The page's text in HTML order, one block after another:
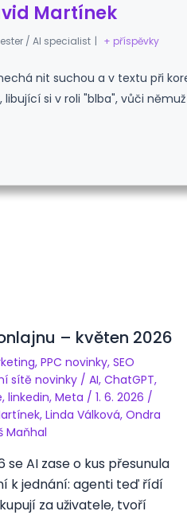
Martínek
/ AI specialist | + příspěvky
nit suchou a v textu při
si v roli "blba", vůči
– květen 2026
, PPC novinky, SEO
sítě novinky/ AI, ChatGPT,
, linkedin, Meta / 1. 6. 2026 /
, Linda Válková, Ondra
Maňhal
se AI zase o kus přesunula
k jednání: agenti teď řídí
za uživatele, tvoří